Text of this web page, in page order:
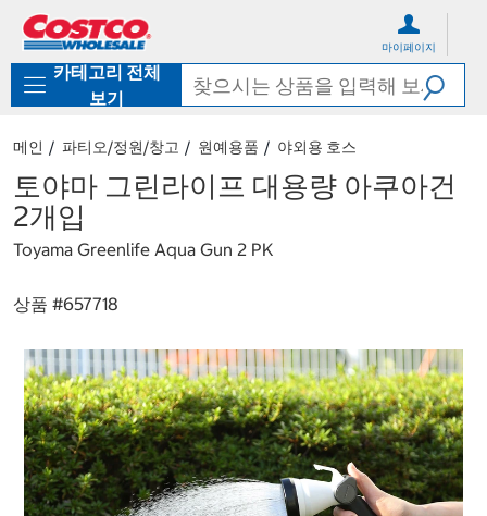
로
기
가
마이페이지
카테고리 전체
보기
메인 파티오/정원/창고 원예용품 야외용 호스
토야마 그린라이프 대용량 아쿠아건
2개입
Toyama Greenlife Aqua Gun 2 PK
상품 #657718